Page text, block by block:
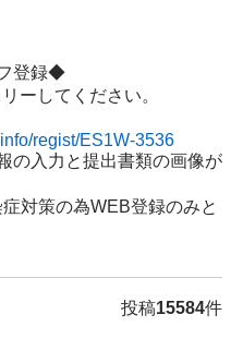
登録◆
ーしてください。
regist/ES1W-3536
の入力と提出書類の画像が
対策の為WEB登録のみと
投稿15584件